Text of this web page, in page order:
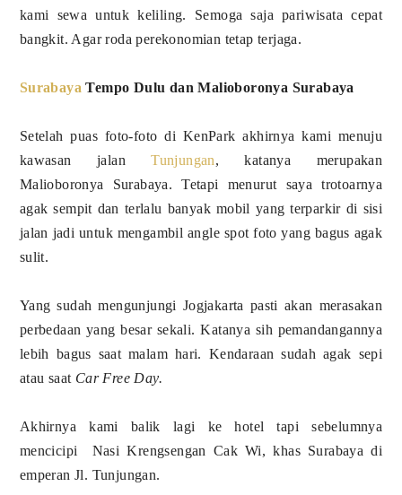
kami sewa untuk keliling. Semoga saja pariwisata cepat
bangkit. Agar roda perekonomian tetap terjaga.
Surabaya Tempo Dulu dan Malioboronya Surabaya
Setelah puas foto-foto di KenPark akhirnya kami menuju
kawasan jalanTunjungan, katanya merupakan
Malioboronya Surabaya. Tetapi menurut saya trotoarnya
agak sempit dan terlalu banyak mobil yang terparkir di sisi
jalan jadi untuk mengambil angle spot foto yang bagus agak
sulit.
Yang sudah mengunjungi Jogjakarta pasti akan merasakan
perbedaan yang besar sekali. Katanya sih pemandangannya
lebih bagus saat malam hari. Kendaraan sudah agak sepi
atau saat Car Free Day.
Akhirnya kami balik lagi ke hotel tapi sebelumnya
mencicipi Nasi Krengsengan Cak Wi, khas Surabaya di
emperan Jl. Tunjungan.